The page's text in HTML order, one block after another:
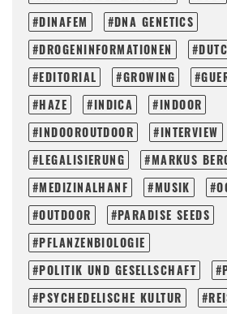
DINAFEM
DNA GENETICS
DROGENINFORMATIONEN
EDITORIAL
GROWING
HAZE
INDICA
INDOOR
INDOOROUTDOOR
INTERVIEW
LEGALISIERUNG
MARKUS
MEDIZINALHANF
MUSIK
OUTDOOR
PARADISE SEEDS
PFLANZENBIOLOGIE
POLITIK UND GESELLSCHAFT
PSYCHEDELISCHE KULTUR